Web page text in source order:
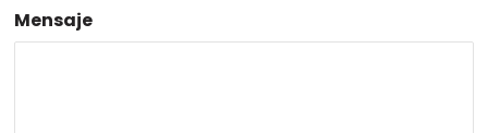
Mensaje